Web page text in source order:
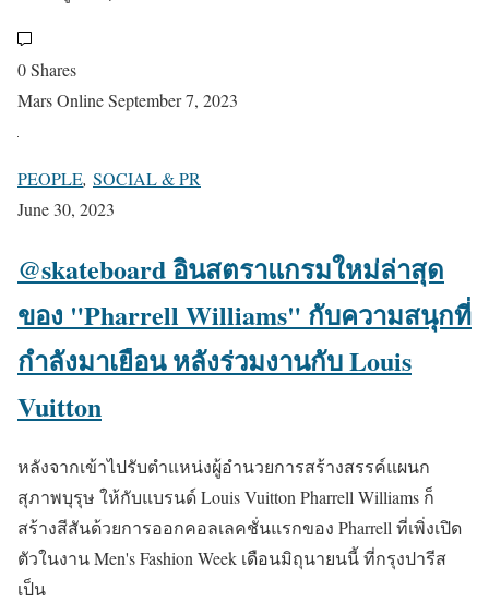
0 Shares
Mars OnlineSeptember 7, 2023
PEOPLE, SOCIAL & PR
June 30, 2023
@skateboard อินสตราแกรมใหม่ล่าสุด
ของ "Pharrell Williams" กับความสนุกที่
กำลังมาเยือน หลังร่วมงานกับ Louis
Vuitton
หลังจากเข้าไปรับตำแหน่งผู้อำนวยการสร้างสรรค์แผนก
สุภาพบุรุษ ให้กับแบรนด์ Louis Vuitton Pharrell Williams ก็
สร้างสีสันด้วยการออกคอลเลคชั่นแรกของ Pharrell ที่เพิ่งเปิด
ตัวในงาน Men's Fashion Week เดือนมิถุนายนนี้ ที่กรุงปารีส
เป็น